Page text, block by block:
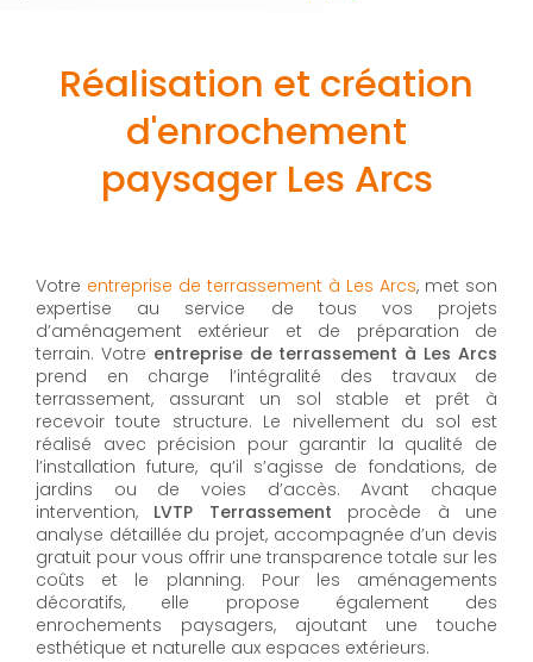
Réalisation et création
d'enrochement
paysager Les Arcs
Votre entreprise de terrassement à Les Arcs, met son
expertise au service de tous vos projets
d’aménagement extérieur et de préparation de
terrain. Votre entreprise de terrassement à Les Arcs
prend en charge l’intégralité des travaux de
terrassement, assurant un sol stable et prêt à
recevoir toute structure. Le nivellement du sol est
réalisé avec précision pour garantir la qualité de
l’installation future, qu’il s’agisse de fondations, de
jardins ou de voies d’accès. Avant chaque
intervention, LVTP Terrassement procède à une
analyse détaillée du projet, accompagnée d’un devis
gratuit pour vous offrir une transparence totale sur les
coûts et le planning. Pour les aménagements
décoratifs, elle propose également des
enrochements paysagers, ajoutant une touche
esthétique et naturelle aux espaces extérieurs.